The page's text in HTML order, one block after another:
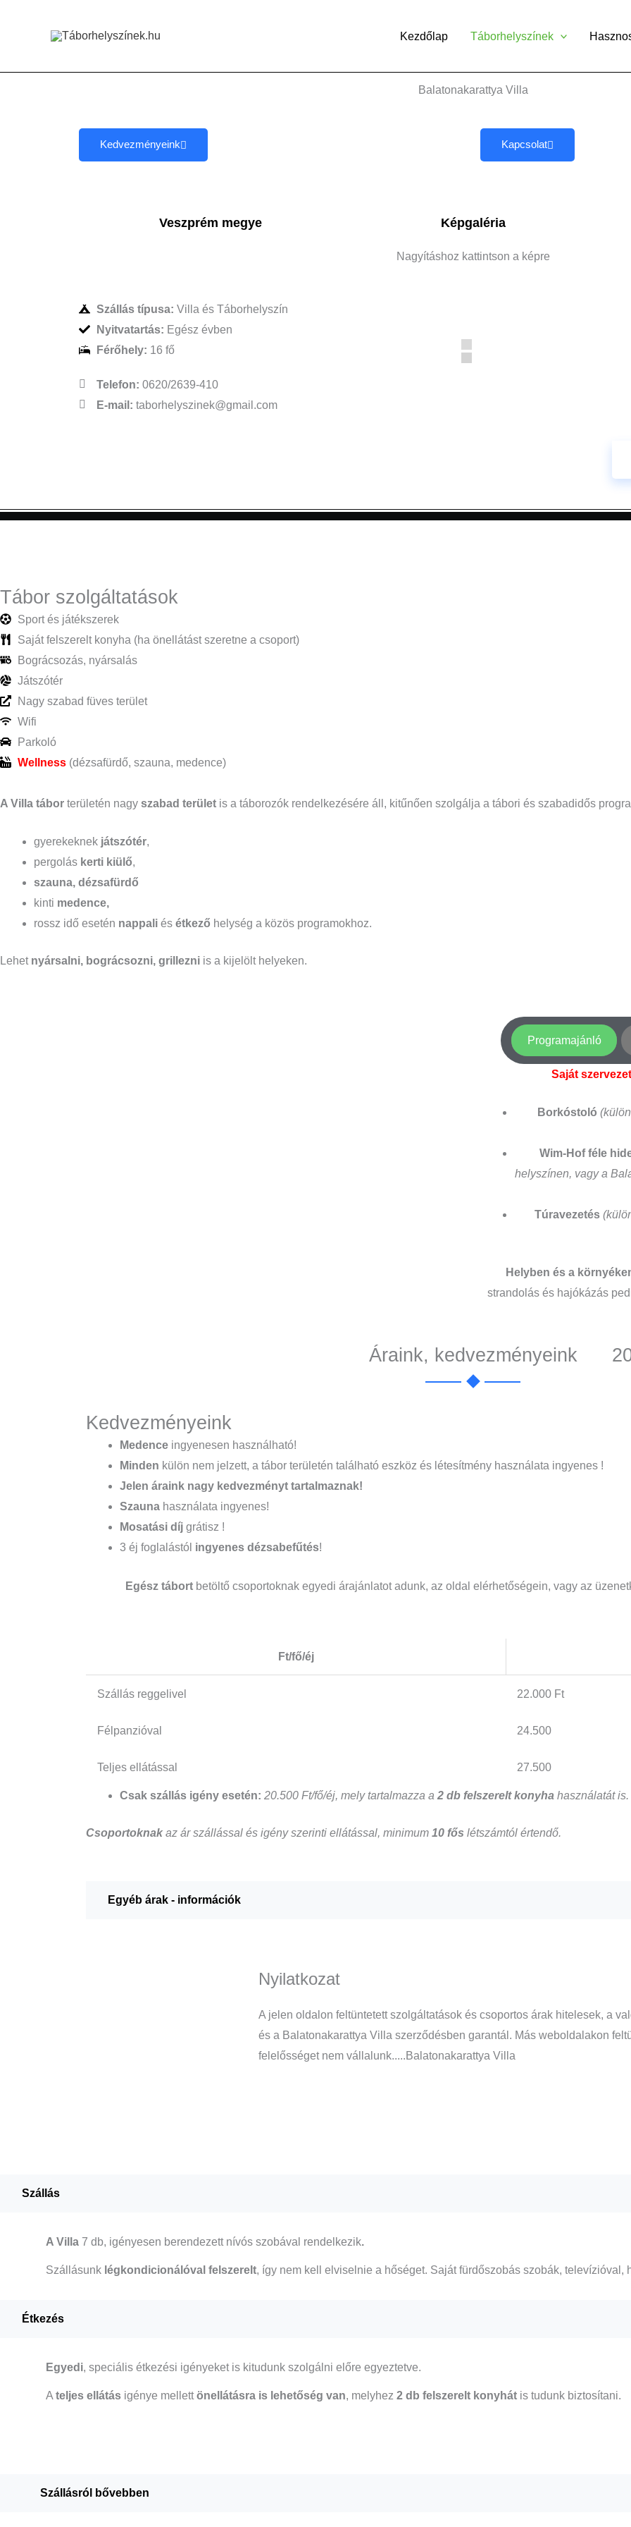
Kezdőlap Táborhelyszínek
Balatonakarattya Villa
Kedvezményeink Kapcsolat
Veszprém megye
Szállás típusa: Villa és Táborhelyszín
Nyitvatartás: Egész évben
Férőhely: 16 fő
Telefon: 0620/2639-410
E-mail: taborhelyszinek@gmail.com
Képgaléria
Nagyításhoz kattintson a képre
Tábor szolgáltatások
Sport és játékszerek
Saját felszerelt konyha (ha önellátást szeretne a csoport)
Bográcsozás, nyársalás
Játszótér
Nagy szabad füves terület
Wifi
Parkoló
Wellness (dézsafürdő, szauna, medence)
A Villa tábor területén nagy szabad terület is a táborozók rendelkezésére áll, kitűnően szolgálja a tábori és szabadidős
gyerekeknek játszótér,
pergolás kerti kiülő,
szauna, dézsafürdő
kinti medence,
rossz idő esetén nappali és étkező helység a közös programokhoz.
Lehet nyársalni, bográcsozni, grillezni is a kijelölt helyeken.
Programajánló
Saját
Borkóstoló
Wim-Hof féle
helyszínen, vagy a
Túravezetés
Helyben és a
strandolás és hajókázás
Áraink, kedvezményeink
Kedvezményeink
Medence ingyenesen használható!
Minden külön nem jelzett, a tábor területén található eszköz és létesítmény használata ingyenes !
Jelen áraink nagy kedvezményt tartalmaznak!
Szauna használata ingyenes!
Mosatási díj grátisz !
3 éj foglalástól ingyenes dézsabefűtés!
Egész tábort betöltő csoportoknak egyedi árajánlatot adunk, az oldal elérhetőségein, vagy az
Ft/fő/éj
Szállás reggelivel 22.000 Ft
Félpanzióval 24.500
Teljes ellátással 27.500
Csak szállás igény esetén: 20.500 Ft/fő/éj, mely tartalmazza a 2 db felszerelt konyha használatát is.
Csoportoknak az ár szállással és igény szerinti ellátással, minimum 10 fős létszámtól értendő.
Egyéb árak - információk
Nyilatkozat
A jelen oldalon feltüntetett szolgáltatások és csoportos árak hitelesek, a
és a Balatonakarattya Villa szerződésben garantál. Más weboldalakon
felelősséget nem vállalunk.....Balatonakarattya Villa
Szállás
A Villa 7 db, igényesen berendezett nívós szobával rendelkezik.
Szállásunk légkondicionálóval felszerelt, így nem kell elviselnie a hőséget. Saját fürdőszobás szobák, televízióval,
Étkezés
Egyedi, speciális étkezési igényeket is kitudunk szolgálni előre egyeztetve.
Ateljes ellátás igénye mellettönellátásra is lehetőség van, melyhez 2 db felszerelt konyhát is tudunk biztosítani.
Szállásról bővebben